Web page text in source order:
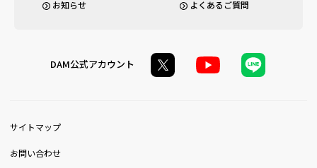
お知らせ よくあるご質問
DAM公式アカウント
サイトマップ
お問い合わせ